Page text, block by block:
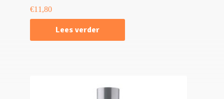
€11,80
Lees verder